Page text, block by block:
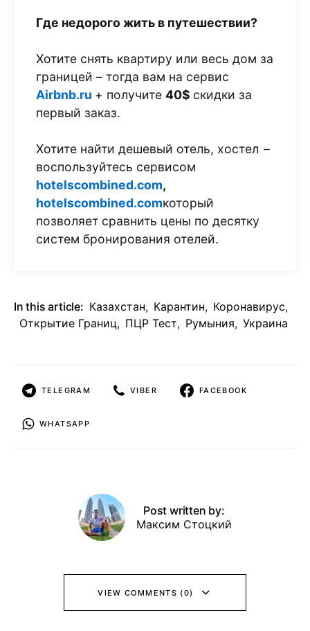
Где недорого жить в путешествии?
Хотите снять квартиру или весь дом за
границей – тогда вам на сервис
Airbnb.ru + получите 40$ скидки за
первый заказ.
Хотите найти дешевый отель, хостел –
воспользуйтесь сервисом
hotelscombined.com,
hotelscombined.comкоторый
позволяет сравнить цены по десятку
систем бронирования отелей.
In this article: Казахстан, Карантин, Коронавирус,
Открытие Границ, ПЦР Тест, Румыния, Украина
TELEGRAM VIBER FACEBOOK
WHATSAPP
Post written by:
Максим Стоцкий
VIEW COMMENTS (0)